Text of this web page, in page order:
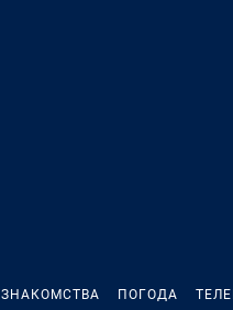
ЗНАКОМСТВА ПОГОДА